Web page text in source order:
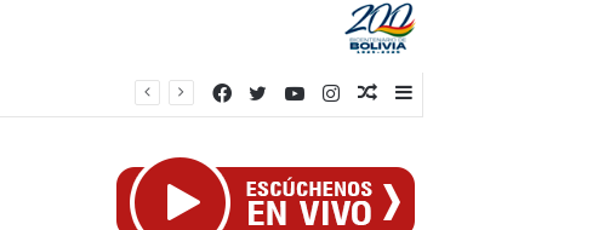
Barra
Publicación
azar
Instagram
YouTube
Twitter
Facebook